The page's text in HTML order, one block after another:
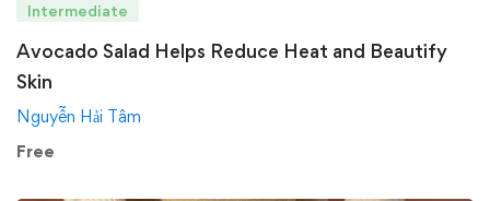
Intermediate
Avocado Salad Helps Reduce Heat and Beautify
Skin
Nguyễn Hải Tâm
Free